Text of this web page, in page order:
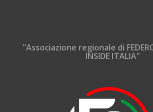
"Associazione regionale di
INSIDE ITALIA"